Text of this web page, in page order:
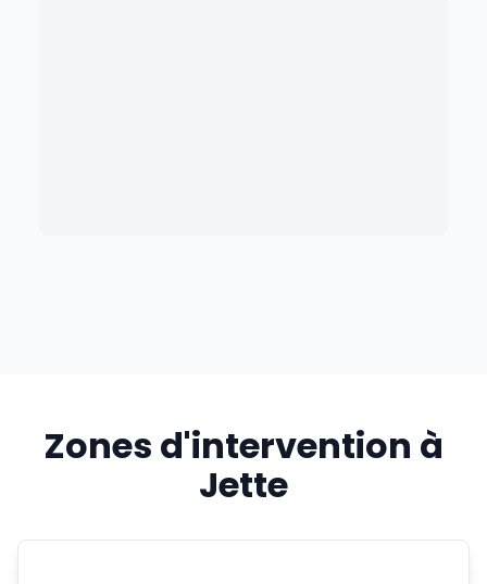
Zones d'intervention à
Jette